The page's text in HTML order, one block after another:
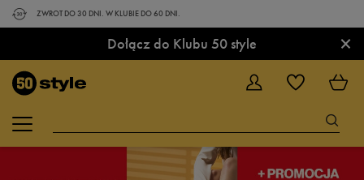
ZWROT DO 30 DNI. W KLUBIE DO 60 DNI.
Dołącz do Klubu 50 style ×